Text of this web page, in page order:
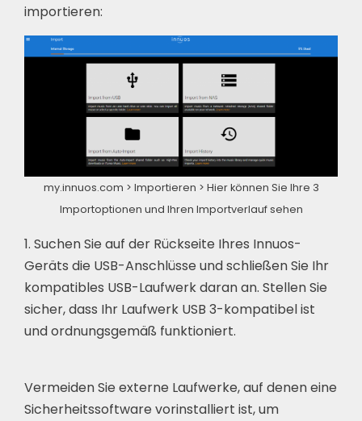
importieren:
my.innuos.com > Importieren > Hier können Sie Ihre 3
Importoptionen und Ihren Importverlauf sehen
1. Suchen Sie auf der Rückseite Ihres Innuos-
Geräts die USB-Anschlüsse und schließen Sie Ihr
kompatibles USB-Laufwerk daran an. Stellen Sie
sicher, dass Ihr Laufwerk USB 3-kompatibel ist
und ordnungsgemäß funktioniert.
Vermeiden Sie externe Laufwerke, auf denen eine
Sicherheitssoftware vorinstalliert ist, um